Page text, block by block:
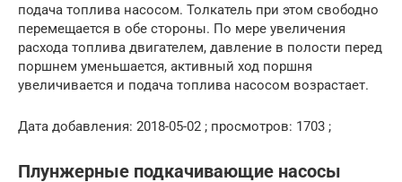
подача топлива насосом. Толкатель при этом свободно
перемещается в обе стороны. По мере увеличения
расхода топлива двигателем, давление в полости перед
поршнем уменьшается, активный ход поршня
увеличивается и подача топлива насосом возрастает.
Дата добавления: 2018-05-02 ; просмотров: 1703 ;
Плунжерные подкачивающие насосы